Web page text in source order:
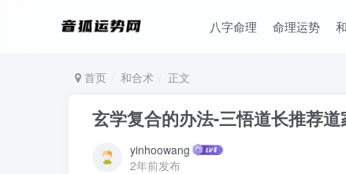
八字命理 命理运势
首页 和合术 正文
玄学复合的办法-三悟道长推荐
yinhoowang
2年前发布